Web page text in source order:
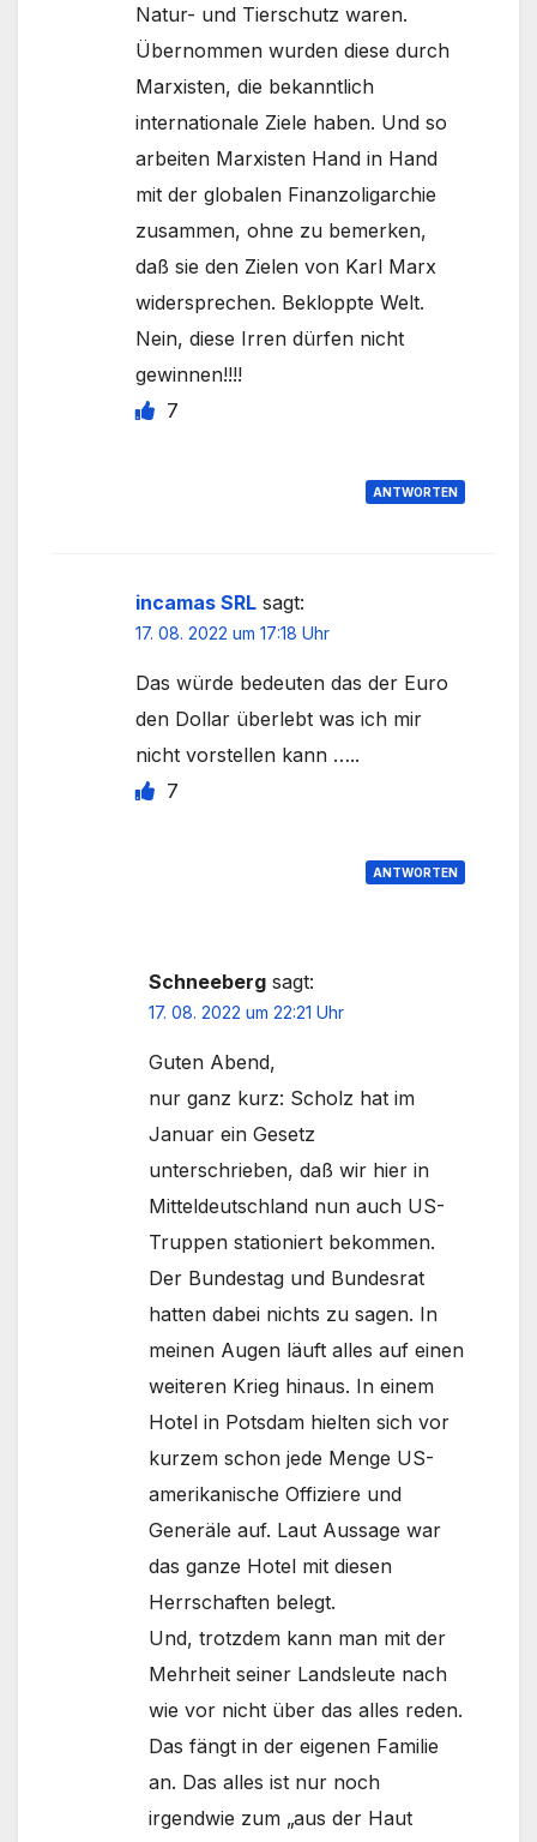
Natur- und Tierschutz waren.
Übernommen wurden diese durch
Marxisten, die bekanntlich
internationale Ziele haben. Und so
arbeiten Marxisten Hand in Hand
mit der globalen Finanzoligarchie
zusammen, ohne zu bemerken,
daß sie den Zielen von Karl Marx
widersprechen. Bekloppte Welt.
Nein, diese Irren dürfen nicht
gewinnen!!!!
7
ANTWORTEN
incamas SRL sagt:
17. 08. 2022 um 17:18 Uhr
Das würde bedeuten das der Euro
den Dollar überlebt was ich mir
nicht vorstellen kann …..
7
ANTWORTEN
Schneeberg sagt:
17. 08. 2022 um 22:21 Uhr
Guten Abend,
nur ganz kurz: Scholz hat im
Januar ein Gesetz
unterschrieben, daß wir hier in
Mitteldeutschland nun auch US-
Truppen stationiert bekommen.
Der Bundestag und Bundesrat
hatten dabei nichts zu sagen. In
meinen Augen läuft alles auf einen
weiteren Krieg hinaus. In einem
Hotel in Potsdam hielten sich vor
kurzem schon jede Menge US-
amerikanische Offiziere und
Generäle auf. Laut Aussage war
das ganze Hotel mit diesen
Herrschaften belegt.
Und, trotzdem kann man mit der
Mehrheit seiner Landsleute nach
wie vor nicht über das alles reden.
Das fängt in der eigenen Familie
an. Das alles ist nur noch
irgendwie zum „aus der Haut